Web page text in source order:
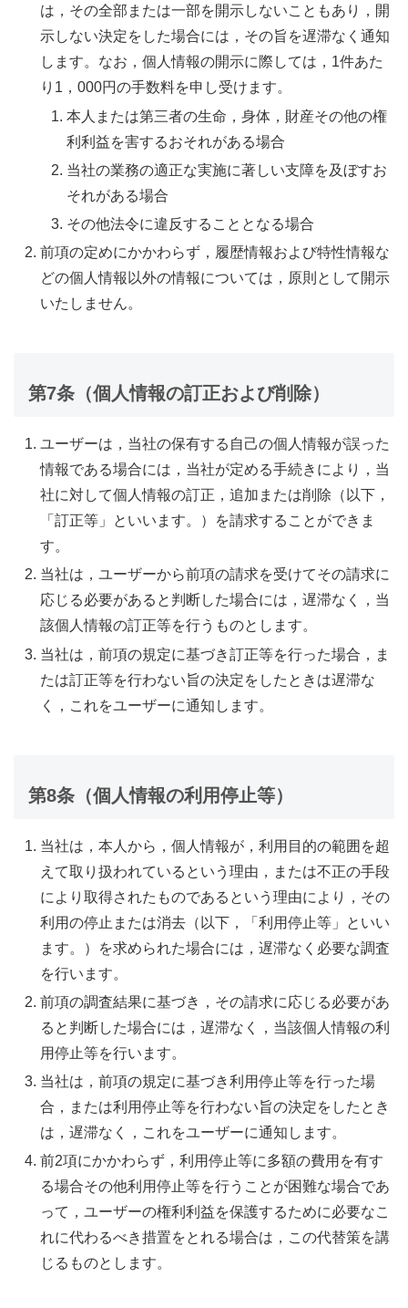
は，その全部または一部を開示しないこともあり，開
示しない決定をした場合には，その旨を遅滞なく通知
します。なお，個人情報の開示に際しては，1件あた
り1，000円の手数料を申し受けます。
本人または第三者の生命，身体，財産その他の権
利利益を害するおそれがある場合
当社の業務の適正な実施に著しい支障を及ぼすお
それがある場合
その他法令に違反することとなる場合
前項の定めにかかわらず，履歴情報および特性情報な
どの個人情報以外の情報については，原則として開示
いたしません。
第7条（個人情報の訂正および削除）
ユーザーは，当社の保有する自己の個人情報が誤った
情報である場合には，当社が定める手続きにより，当
社に対して個人情報の訂正，追加または削除（以下，
「訂正等」といいます。）を請求することができま
す。
当社は，ユーザーから前項の請求を受けてその請求に
応じる必要があると判断した場合には，遅滞なく，当
該個人情報の訂正等を行うものとします。
当社は，前項の規定に基づき訂正等を行った場合，ま
たは訂正等を行わない旨の決定をしたときは遅滞な
く，これをユーザーに通知します。
第8条（個人情報の利用停止等）
当社は，本人から，個人情報が，利用目的の範囲を超
えて取り扱われているという理由，または不正の手段
により取得されたものであるという理由により，その
利用の停止または消去（以下，「利用停止等」といい
ます。）を求められた場合には，遅滞なく必要な調査
を行います。
前項の調査結果に基づき，その請求に応じる必要があ
ると判断した場合には，遅滞なく，当該個人情報の利
用停止等を行います。
当社は，前項の規定に基づき利用停止等を行った場
合，または利用停止等を行わない旨の決定をしたとき
は，遅滞なく，これをユーザーに通知します。
前2項にかかわらず，利用停止等に多額の費用を有す
る場合その他利用停止等を行うことが困難な場合であ
って，ユーザーの権利利益を保護するために必要なこ
れに代わるべき措置をとれる場合は，この代替策を講
じるものとします。